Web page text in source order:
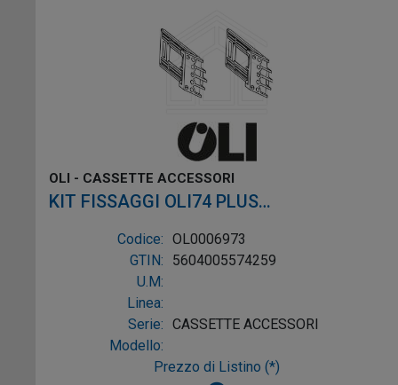
OLI - CASSETTE ACCESSORI
KIT FISSAGGI OLI74 PLUS
SANITARBLOCK 10 PEZZI
Codice: OL0006973
GTIN:
5604005574259
U.M:
Linea:
Serie: CASSETTE ACCESSORI
Modello:
Prezzo di Listino (*)